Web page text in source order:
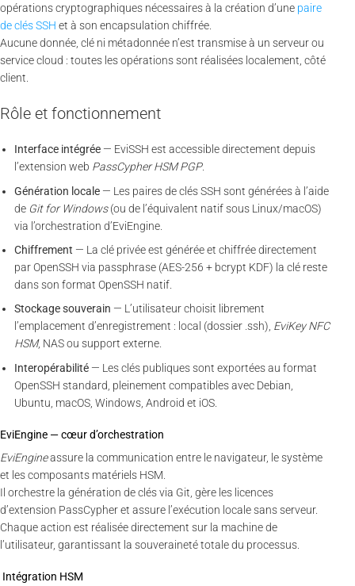
opérations cryptographiques nécessaires à la création d’une paire
de clés SSH et à son encapsulation chiffrée.
Aucune donnée, clé ni métadonnée n’est transmise à un serveur ou
service cloud : toutes les opérations sont réalisées localement, côté
client.
Rôle et fonctionnement
Interface intégrée — EviSSH est accessible directement depuis
l’extension web PassCypher HSM PGP.
Génération locale — Les paires de clés SSH sont générées à l’aide
de Git for Windows(ou de l’équivalent natif sous Linux/macOS)
via l’orchestration d’EviEngine.
Chiffrement — La clé privée est générée et chiffrée directement
par OpenSSH via passphrase (AES-256 + bcrypt KDF) la clé reste
dans son format OpenSSH natif.
Stockage souverain — L’utilisateur choisit librement
l’emplacement d’enregistrement : local (dossier .ssh), EviKey NFC
HSM, NAS ou support externe.
Interopérabilité — Les clés publiques sont exportées au format
OpenSSH standard, pleinement compatibles avec Debian,
Ubuntu, macOS, Windows, Android et iOS.
EviEngine — cœur d’orchestration
EviEngineassure la communication entre le navigateur, le système
et les composants matériels HSM.
Il orchestre la génération de clés via Git, gère les licences
d’extension PassCypher et assure l’exécution locale sans serveur.
Chaque action est réalisée directement sur la machine de
l’utilisateur, garantissant la souveraineté totale du processus.
Intégration HSM